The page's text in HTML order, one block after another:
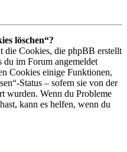
löschen“?
die Cookies, die phpBB erstellt
du im Forum angemeldet
Cookies einige Funktionen,
Status – sofern sie von der
wurden. Wenn du Probleme
kann es helfen, wenn du